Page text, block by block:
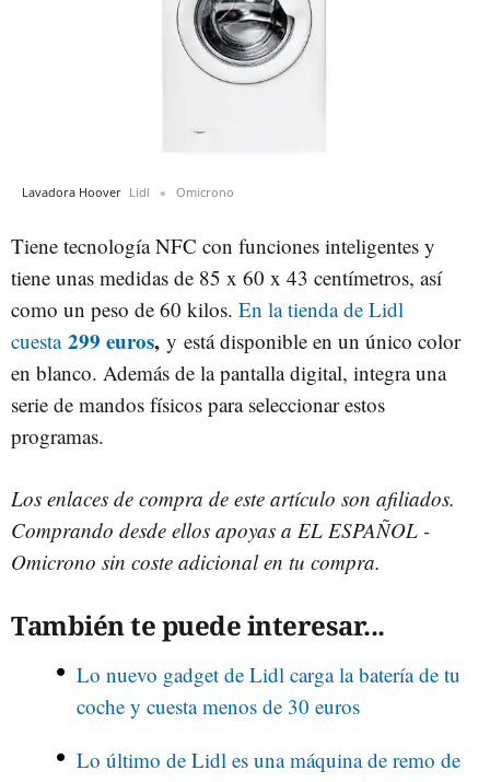
Lavadora Hoover Lidl Omicrono
Tiene tecnología NFC con funciones inteligentes y
tiene unas medidas de 85 x 60 x 43 centímetros, así
como un peso de 60 kilos. En la tienda de Lidl
cuesta 299 euros, y está disponible en un único color
en blanco. Además de la pantalla digital, integra una
serie de mandos físicos para seleccionar estos
programas.
Los enlaces de compra de este artículo son afiliados.
Comprando desde ellos apoyas a EL ESPAÑOL -
Omicrono sin coste adicional en tu compra.
También te puede interesar...
Lo nuevo gadget de Lidl carga la batería de tu
coche y cuesta menos de 30 euros
Lo último de Lidl es una máquina de remo de